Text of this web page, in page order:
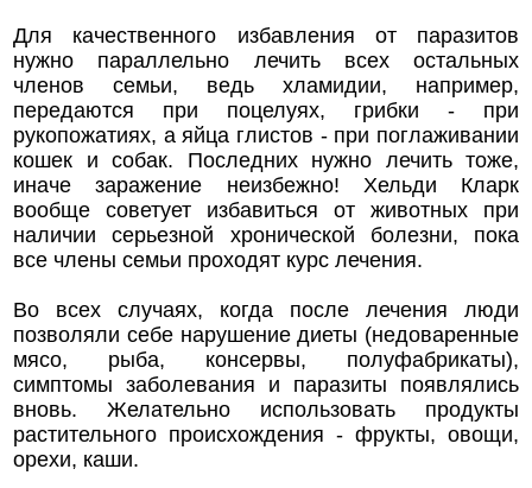
Для качественного избавления от паразитов
нужно параллельно лечить всех остальных
членов семьи, ведь хламидии, например,
передаются при поцелуях, грибки - при
рукопожатиях, а яйца глистов - при поглаживании
кошек и собак. Последних нужно лечить тоже,
иначе заражение неизбежно! Хельди Кларк
вообще советует избавиться от животных при
наличии серьезной хронической болезни, пока
все члены семьи проходят курс лечения.
Во всех случаях, когда после лечения люди
позволяли себе нарушение диеты (недоваренные
мясо, рыба, консервы, полуфабрикаты),
симптомы заболевания и паразиты появлялись
вновь. Желательно использовать продукты
растительного происхождения - фрукты, овощи,
орехи, каши.